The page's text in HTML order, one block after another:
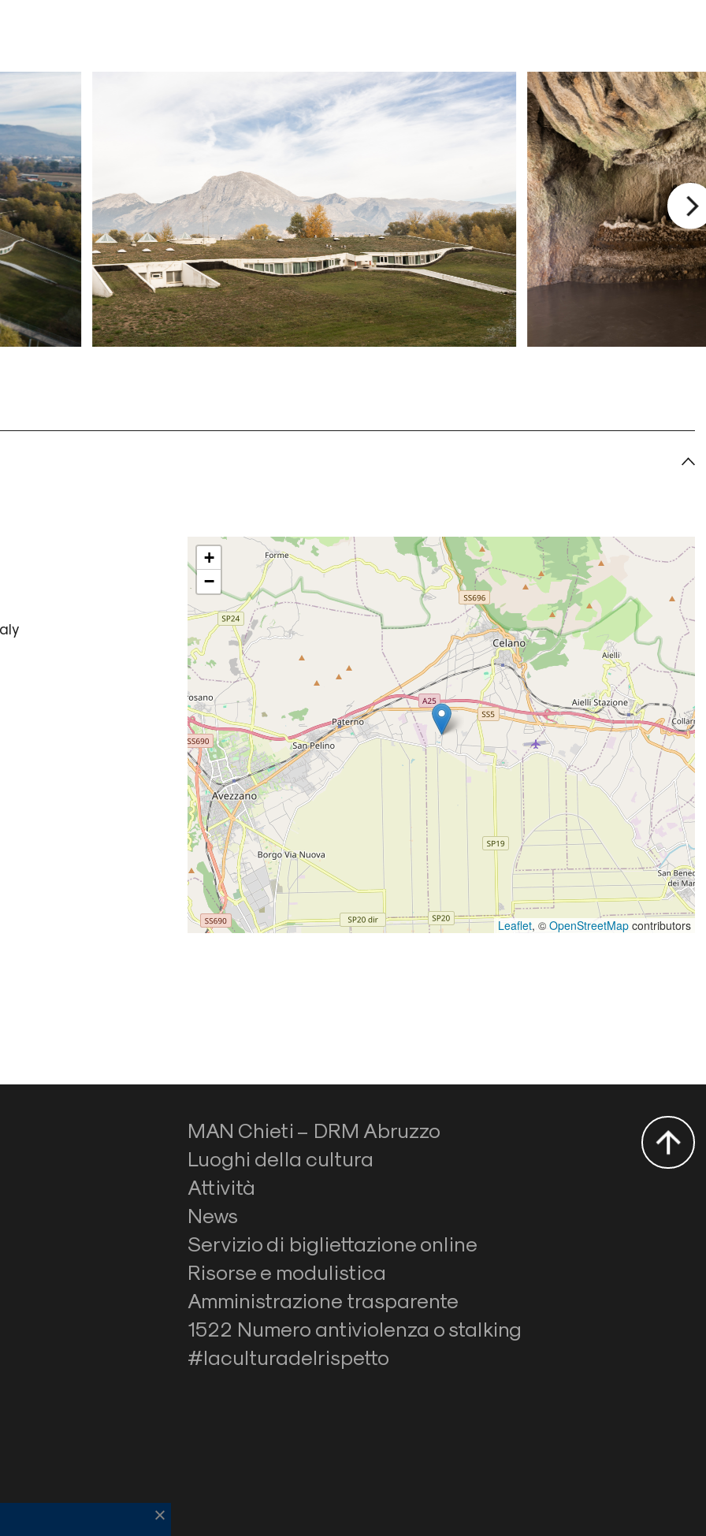
+
−
Leaflet, © OpenStreetMapcontributors
MAN Chieti – DRM Abruzzo
Luoghi della cultura
Attività
News
Servizio di bigliettazione online
Risorse e modulistica
Amministrazione trasparente
1522 Numero antiviolenza o stalking
#laculturadelrispetto